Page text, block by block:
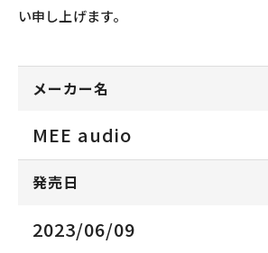
い申し上げます。
メーカー名
MEE audio
発売日
2023/06/09